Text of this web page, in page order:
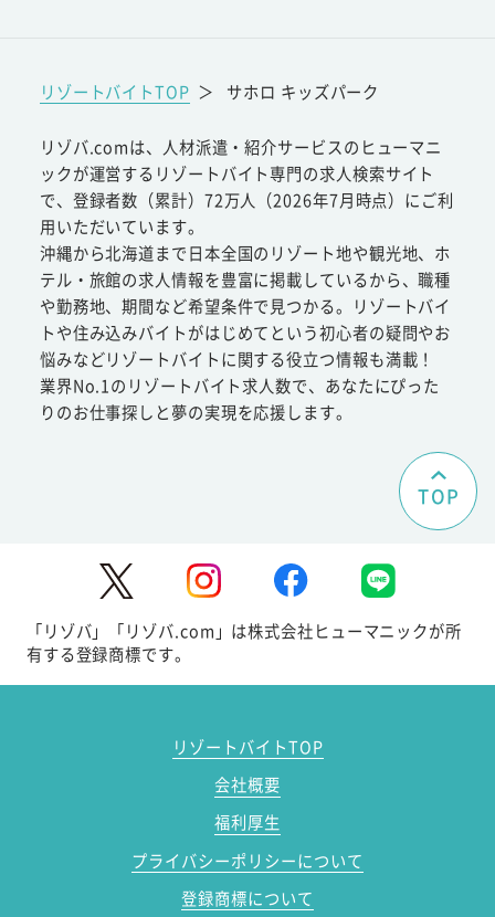
リゾートバイトTOP ＞ サホロ キッズパーク
リゾバ.comは、人材派遣・紹介サービスのヒューマニ
ックが運営するリゾートバイト専門の求人検索サイト
で、登録者数（累計）72万人（2026年7月時点）にご利
用いただいています。
沖縄から北海道まで日本全国のリゾート地や観光地、ホ
テル・旅館の求人情報を豊富に掲載しているから、職種
や勤務地、期間など希望条件で見つかる。リゾートバイ
トや住み込みバイトがはじめてという初心者の疑問やお
悩みなどリゾートバイトに関する役立つ情報も満載！
業界No.1のリゾートバイト求人数で、あなたにぴった
りのお仕事探しと夢の実現を応援します。
TOP
「リゾバ」「リゾバ.com」は株式会社ヒューマニックが所
有する登録商標です。
リゾートバイトTOP
会社概要
福利厚生
プライバシーポリシーについて
登録商標について